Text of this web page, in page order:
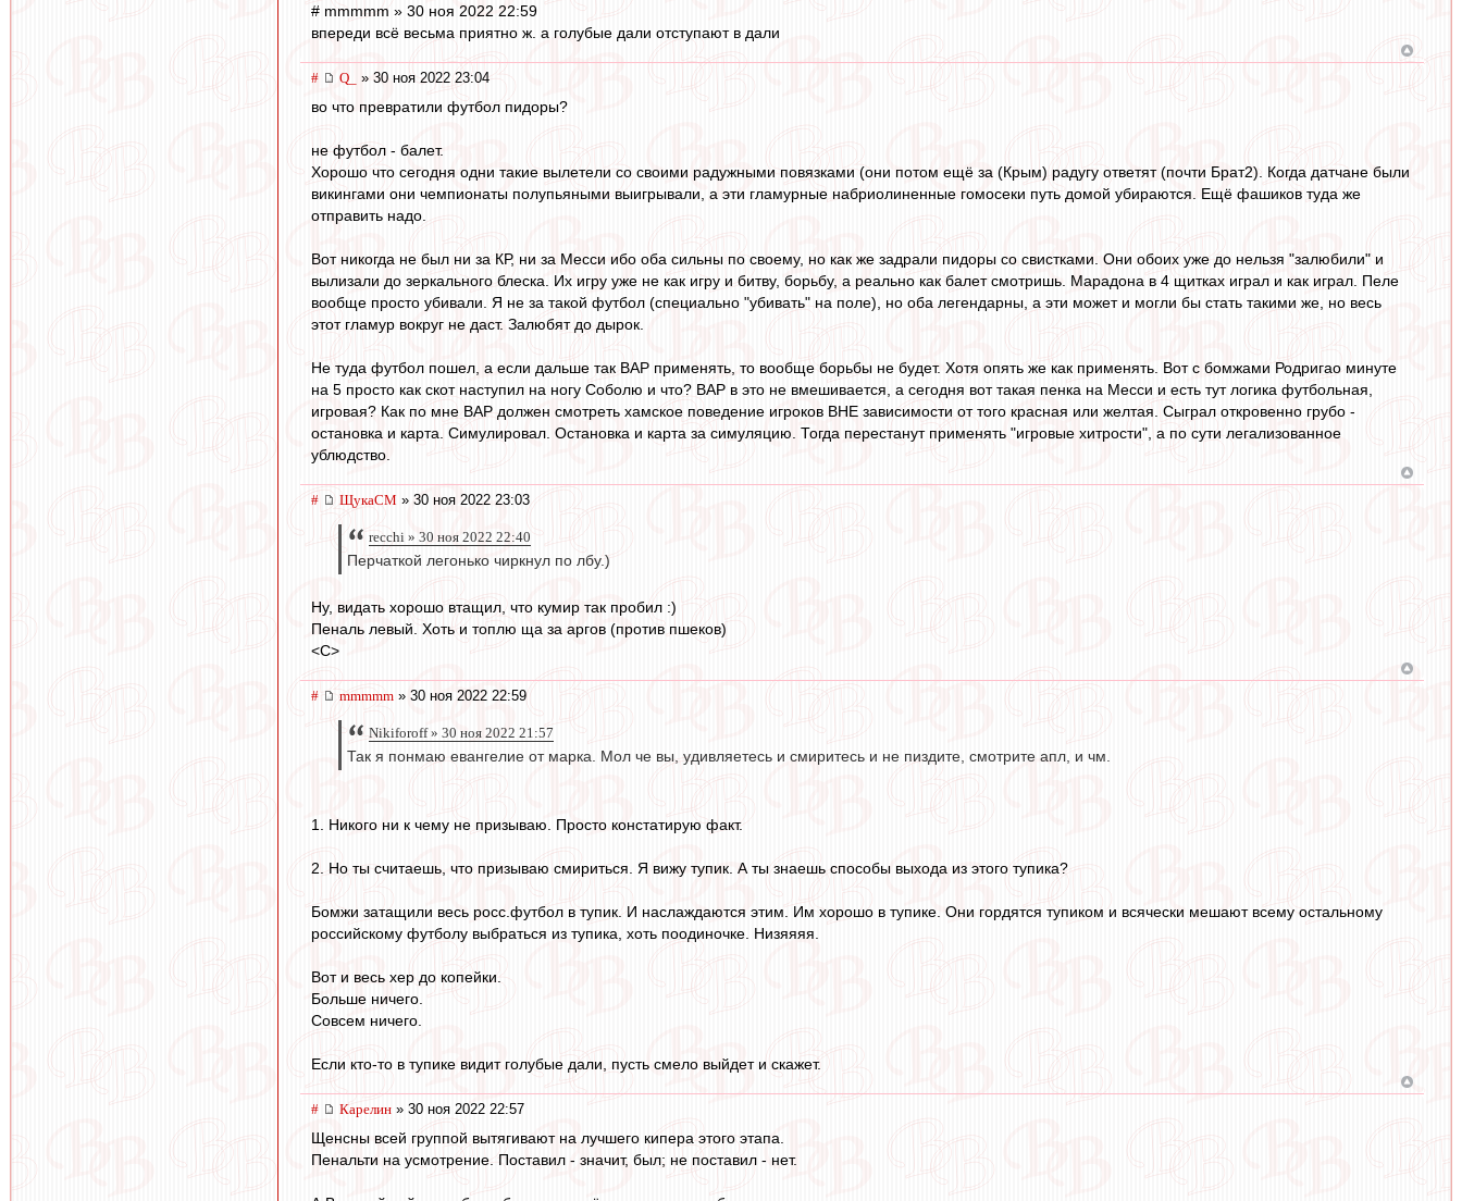
# mmmmm » 30 ноя 2022 22:59
впереди всё весьма приятно ж. а голубые дали отступают в дали
# Q_ » 30 ноя 2022 23:04
во что превратили футбол пидоры?
не футбол - балет.
Хорошо что сегодня одни такие вылетели со своими радужными повязками (они потом ещё за (Крым) радугу ответят (почти Брат2). Когда датчане были
викингами они чемпионаты полупьяными выигрывали, а эти гламурные набриолиненные гомосеки путь домой убираются. Ещё фашиков туда же
отправить надо.
Вот никогда не был ни за КР, ни за Месси ибо оба сильны по своему, но как же задрали пидоры со свистками. Они обоих уже до нельзя "залюбили" и
вылизали до зеркального блеска. Их игру уже не как игру и битву, борьбу, а реально как балет смотришь. Марадона в 4 щитках играл и как играл. Пеле
вообще просто убивали. Я не за такой футбол (специально "убивать" на поле), но оба легендарны, а эти может и могли бы стать такими же, но весь
этот гламур вокруг не даст. Залюбят до дырок.
Не туда футбол пошел, а если дальше так ВАР применять, то вообще борьбы не будет. Хотя опять же как применять. Вот с бомжами Родригао минуте
на 5 просто как скот наступил на ногу Соболю и что? ВАР в это не вмешивается, а сегодня вот такая пенка на Месси и есть тут логика футбольная,
игровая? Как по мне ВАР должен смотреть хамское поведение игроков ВНЕ зависимости от того красная или желтая. Сыграл откровенно грубо -
остановка и карта. Симулировал. Остановка и карта за симуляцию. Тогда перестанут применять "игровые хитрости", а по сути легализованное
ублюдство.
# ЩукаСМ » 30 ноя 2022 23:03
recchi » 30 ноя 2022 22:40
Перчаткой легонько чиркнул по лбу.)
Ну, видать хорошо втащил, что кумир так пробил :)
Пеналь левый. Хоть и топлю ща за аргов (против пшеков)
<C>
# mmmmm » 30 ноя 2022 22:59
Nikiforoff » 30 ноя 2022 21:57
Так я понмаю евангелие от марка. Мол че вы, удивляетесь и смиритесь и не пиздите, смотрите апл, и чм.
1. Никого ни к чему не призываю. Просто констатирую факт.
2. Но ты считаешь, что призываю смириться. Я вижу тупик. А ты знаешь способы выхода из этого тупика?
Бомжи затащили весь росс.футбол в тупик. И наслаждаются этим. Им хорошо в тупике. Они гордятся тупиком и всячески мешают всему остальному
российскому футболу выбраться из тупика, хоть поодиночке. Низяяяя.
Вот и весь хер до копейки.
Больше ничего.
Совсем ничего.
Если кто-то в тупике видит голубые дали, пусть смело выйдет и скажет.
# Карелин » 30 ноя 2022 22:57
Щенсны всей группой вытягивают на лучшего кипера этого этапа.
Пенальти на усмотрение. Поставил - значит, был; не поставил - нет.